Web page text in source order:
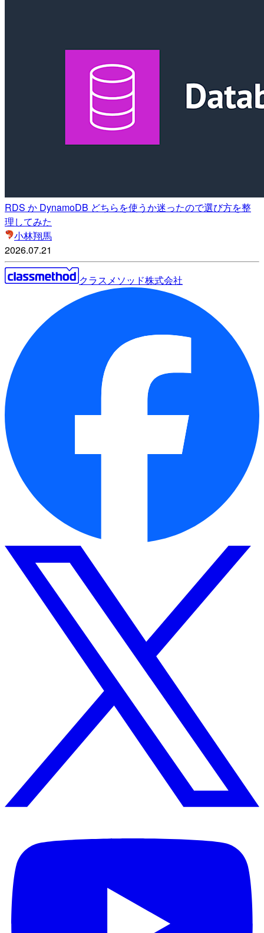
RDS か DynamoDB どちらを使うか迷ったので選び方を整
理してみた
小林翔馬
2026.07.21
クラスメソッド株式会社